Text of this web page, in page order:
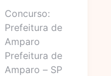
Concurso:
Prefeitura de
Amparo
Prefeitura de
Amparo – SP